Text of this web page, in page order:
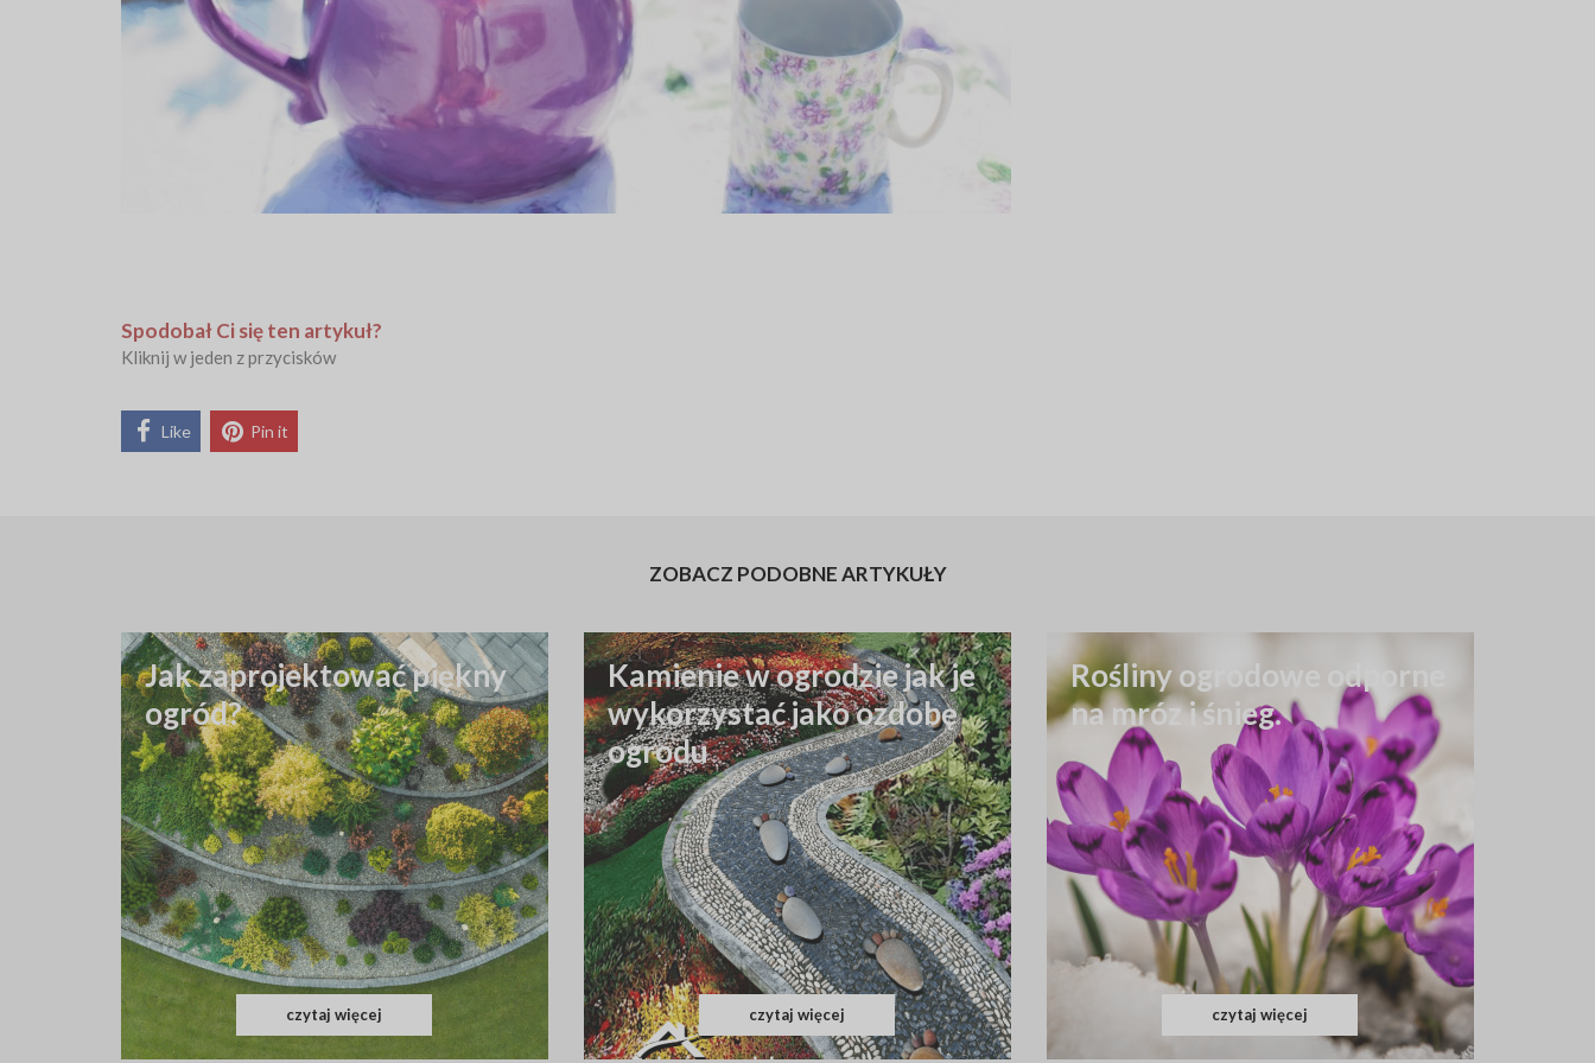
Spodobał Ci się ten artykuł?
Kliknij w jeden z przycisków
Like Pin it
ZOBACZ PODOBNE ARTYKUŁY
Jak zaprojektować piękny
ogród?
czytaj więcej
Kamienie w ogrodzie jak je
wykorzystać jako ozdobę
ogrodu
czytaj więcej
Rośliny ogrodowe odporne
na mróz i śnieg.
czytaj więcej